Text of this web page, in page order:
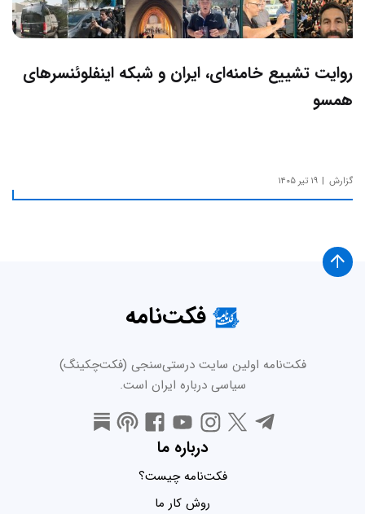
روایت تشییع خامنه‌ای، ایران و شبکه اینفلوئنسرهای
همسو
گزارش ۱۹ تیر ۱۴۰۵
فکت‌نامه
فکت‌نامه اولین سایت درستی‌سنجی (فکت‌چکینگ)
سیاسی درباره ایران است.
درباره ما
فکت‌نامه چیست؟
روش کار ما